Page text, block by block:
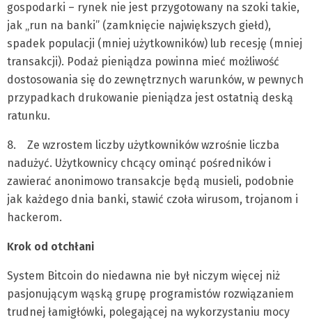
gospodarki – rynek nie jest przygotowany na szoki takie,
jak „run na banki” (zamknięcie największych giełd),
spadek populacji (mniej użytkowników) lub recesję (mniej
transakcji). Podaż pieniądza powinna mieć możliwość
dostosowania się do zewnętrznych warunków, w pewnych
przypadkach drukowanie pieniądza jest ostatnią deską
ratunku.
8. Ze wzrostem liczby użytkowników wzrośnie liczba
nadużyć. Użytkownicy chcący ominąć pośredników i
zawierać anonimowo transakcje będą musieli, podobnie
jak każdego dnia banki, stawić czoła wirusom, trojanom i
hackerom.
Krok od otchłani
System Bitcoin do niedawna nie był niczym więcej niż
pasjonującym wąską grupę programistów rozwiązaniem
trudnej łamigłówki, polegającej na wykorzystaniu mocy